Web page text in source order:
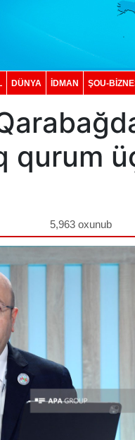
DÜNYA İDMAN ŞOU-
qurum
5,963 oxunub